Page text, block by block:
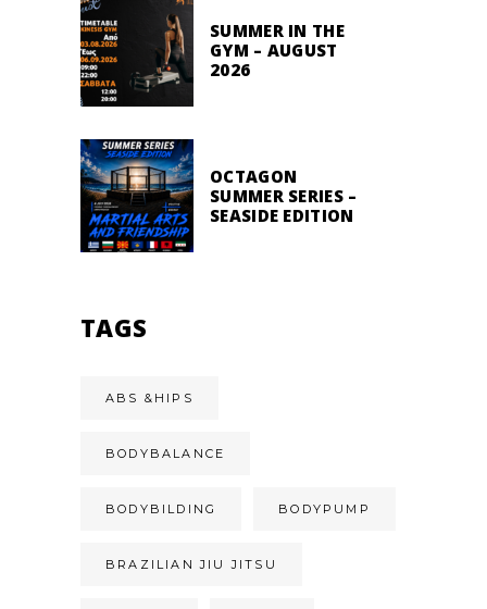
SUMMER IN THE
GYM – AUGUST
2026
OCTAGON
SUMMER SERIES –
SEASIDE EDITION
TAGS
ABS &HIPS
BODYBALANCE
BODYBILDING BODYPUMP
BRAZILIAN JIU JITSU